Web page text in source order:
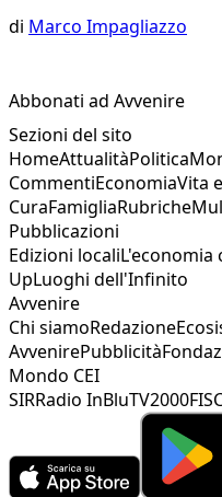
di Marco Impagliazzo
Abbonati ad Avvenire
Sezioni del sito
HomeAttualitàPolitica
CommentiEconomiaVita e
CuraFamigliaRubriche
Pubblicazioni
Edizioni localiL'economia
UpLuoghi dell'Infinito
Avvenire
Chi siamoRedazione
AvvenirePubblicità
Mondo CEI
SIRRadio InBluTV2000